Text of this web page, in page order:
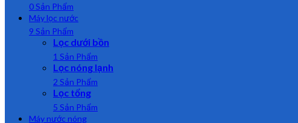
0 Sản Phẩm
Máy lọc nước
9 Sản Phẩm
Lọc dưới bồn
1 Sản Phẩm
Lọc nóng lạnh
2 Sản Phẩm
Lọc tổng
5 Sản Phẩm
Máy nước nóng